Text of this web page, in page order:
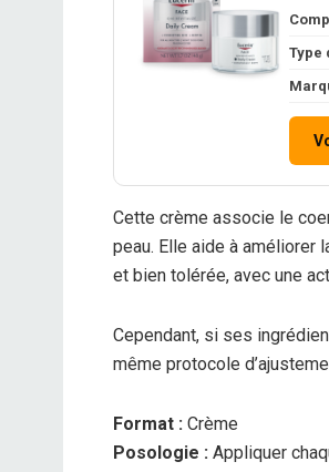
Type
Cette crème associe le
peau. Elle aide à
et bien tolérée, avec une
Cependant, si ses
même protocole
Format : Crème
Posologie : Appliquer